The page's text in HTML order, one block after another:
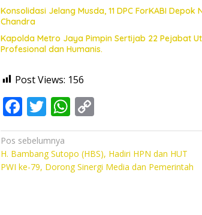
Konsolidasi Jelang Musda, 11 DPC ForKABI
Chandra
Kapolda Metro Jaya Pimpin Sertijab 22 Pejabat
Profesional dan Humanis.
Post Views: 156
F
ac
e
b
T
w
itt
er
W
h
at
s
o
p
y
Navigasi
pos
Pos sebelumnya
H. Bambang Sutopo (HBS), Hadiri HPN dan HUT
PWI ke-79, Dorong Sinergi Media dan Pemerintah